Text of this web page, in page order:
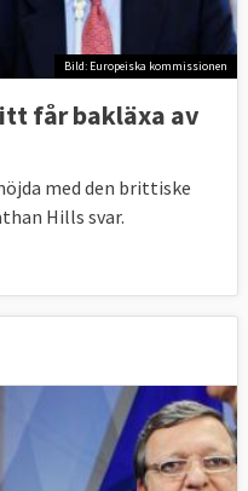
Bild: Europeiska kommissionen
får bakläxa av
med den brittiske
Hills svar.